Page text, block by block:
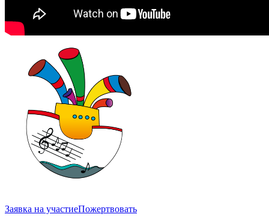
Заявка на участиеПожертвовать